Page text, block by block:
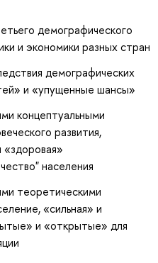
демографического
и экономики разных стран
демографических
и «упущенные шансы»
концептуальными
развития,
населения
теоретическими
«сильная» и
и «открытые» для